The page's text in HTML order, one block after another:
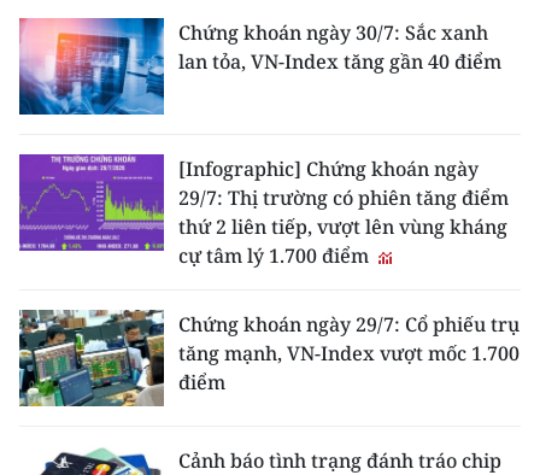
Chứng khoán ngày 30/7: Sắc xanh
lan tỏa, VN-Index tăng gần 40 điểm
[Infographic] Chứng khoán ngày
29/7: Thị trường có phiên tăng điểm
thứ 2 liên tiếp, vượt lên vùng kháng
cự tâm lý 1.700 điểm
Chứng khoán ngày 29/7: Cổ phiếu trụ
tăng mạnh, VN-Index vượt mốc 1.700
điểm
Cảnh báo tình trạng đánh tráo chip